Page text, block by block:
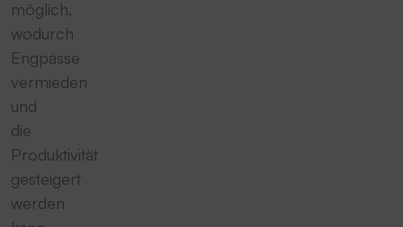
möglich,
wodurch
Engpässe
vermieden
und
die
Produktivität
gesteigert
werden